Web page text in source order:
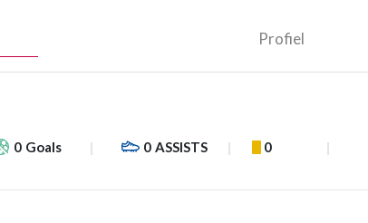
Profiel
0 Goals 0 ASSISTS 0